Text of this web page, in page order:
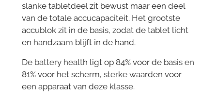
slanke tabletdeel zit bewust maar een deel
van de totale accucapaciteit. Het grootste
accublok zit in de basis, zodat de tablet licht
en handzaam blijft in de hand.
De battery health ligt op 84% voor de basis en
81% voor het scherm, sterke waarden voor
een apparaat van deze klasse.